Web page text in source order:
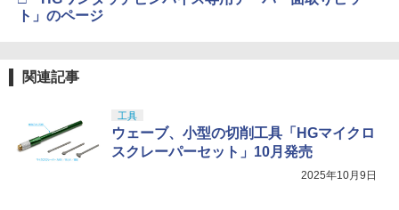
ト」のページ
関連記事
工具
ウェーブ、小型の切削工具「HGマイクロ
スクレーパーセット」10月発売
2025年10月9日